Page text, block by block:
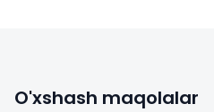
O'xshash maqolalar